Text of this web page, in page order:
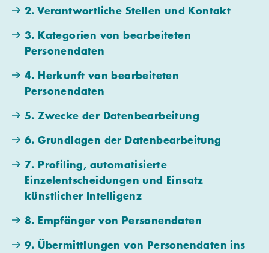
2. Verantwortliche Stellen und Kontakt
3. Kategorien von bearbeiteten
Personendaten
4. Herkunft von bearbeiteten
Personendaten
5. Zwecke der Datenbearbeitung
6. Grundlagen der Datenbearbeitung
7. Profiling, automatisierte
Einzelentscheidungen und Einsatz
künstlicher Intelligenz
8. Empfänger von Personendaten
9. Übermittlungen von Personendaten ins